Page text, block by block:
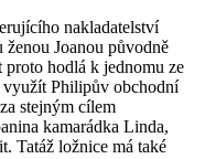
nakladatelství
Joanou původně
hodlá k jednomu ze
využít Philipův obchodní
stejným cílem
kamarádka Linda,
Tatáž ložnice má také